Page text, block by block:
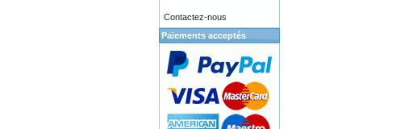
Contactez-nous
Paiements acceptés